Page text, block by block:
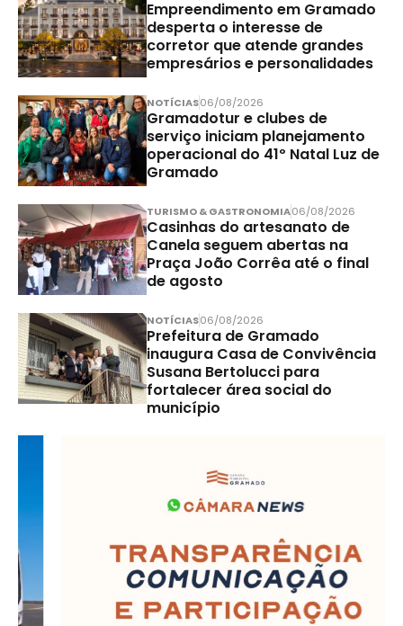
Empreendimento em Gramado
desperta o interesse de
corretor que atende grandes
empresários e personalidades
NOTÍCIAS06/08/2026
Gramadotur e clubes de
serviço iniciam planejamento
operacional do 41º Natal Luz de
Gramado
TURISMO & GASTRONOMIA06/08/2026
Casinhas do artesanato de
Canela seguem abertas na
Praça João Corrêa até o final
de agosto
NOTÍCIAS06/08/2026
Prefeitura de Gramado
inaugura Casa de Convivência
Susana Bertolucci para
fortalecer área social do
município